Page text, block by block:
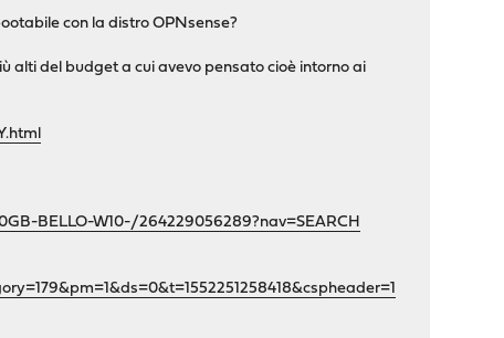
con la distro OPNsense?
alti del budget a cui avevo pensato cioè intorno ai
BELLO-W10-/264229056289?nav=SEARCH